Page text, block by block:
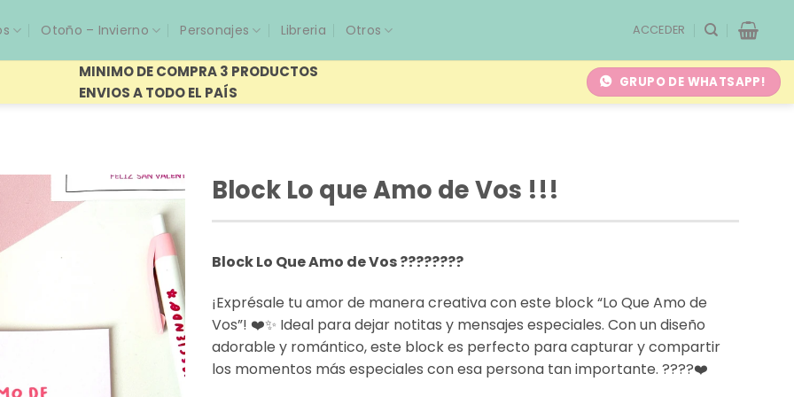
Otoño – Invierno Personajes Libreria Otros ACCEDER
MINIMO DE COMPRA 3 PRODUCTOS
ENVIOS A TODO EL PAÍS
GRUPO DE WHATSAPP!
Block Lo que Amo de Vos !!!
Block Lo Que Amo de Vos ????????
¡Exprésale tu amor de manera creativa con este block “Lo Que Amo de
Vos”! ❤️✨ Ideal para dejar notitas y mensajes especiales. Con un diseño
adorable y romántico, este block es perfecto para capturar y compartir
los momentos más especiales con esa persona tan importante. ????❤️